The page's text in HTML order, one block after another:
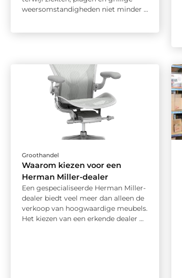
weersomstandigheden niet minder ...
Groothandel
Waarom kiezen voor een
Herman Miller-dealer
Een gespecialiseerde Herman Miller-
dealer biedt veel meer dan alleen de
verkoop van hoogwaardige meubels.
Het kiezen van een erkende dealer ...